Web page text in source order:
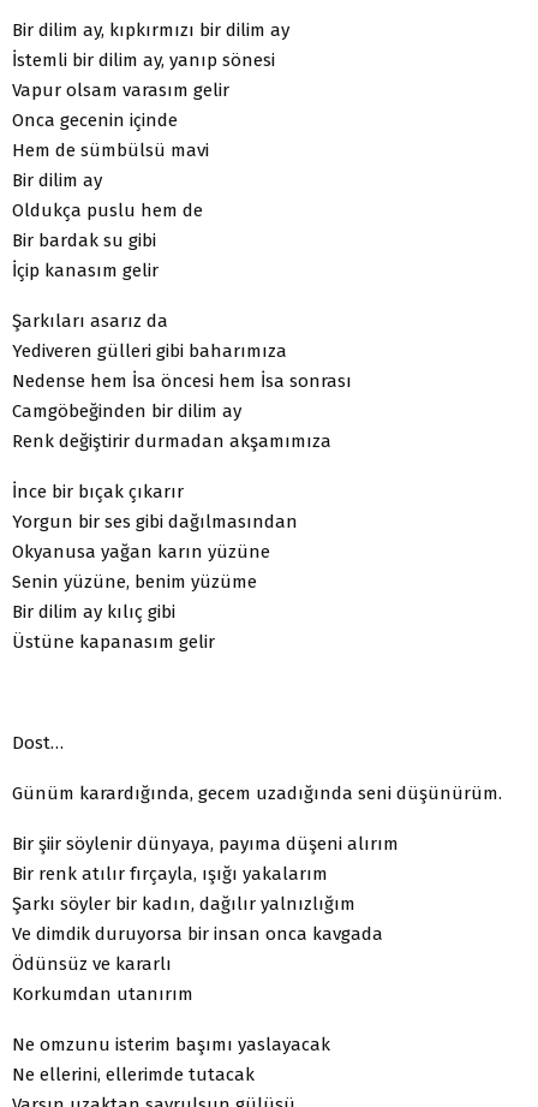
Bir dilim ay, kıpkırmızı bir dilim ay
İstemli bir dilim ay, yanıp sönesi
Vapur olsam varasım gelir
Onca gecenin içinde
Hem de sümbülsü mavi
Bir dilim ay
Oldukça puslu hem de
Bir bardak su gibi
İçip kanasım gelir
Şarkıları asarız da
Yediveren gülleri gibi baharımıza
Nedense hem İsa öncesi hem İsa sonrası
Camgöbeğinden bir dilim ay
Renk değiştirir durmadan akşamımıza
İnce bir bıçak çıkarır
Yorgun bir ses gibi dağılmasından
Okyanusa yağan karın yüzüne
Senin yüzüne, benim yüzüme
Bir dilim ay kılıç gibi
Üstüne kapanasım gelir
Dost…
Günüm karardığında, gecem uzadığında seni düşünürüm.
Bir şiir söylenir dünyaya, payıma düşeni alırım
Bir renk atılır fırçayla, ışığı yakalarım
Şarkı söyler bir kadın, dağılır yalnızlığım
Ve dimdik duruyorsa bir insan onca kavgada
Ödünsüz ve kararlı
Korkumdan utanırım
Ne omzunu isterim başımı yaslayacak
Ne ellerini, ellerimde tutacak